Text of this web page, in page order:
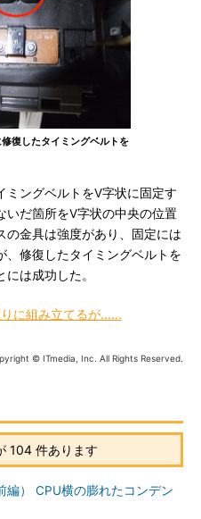
復したタイミングベルトを
ングベルトをV字状に固定す
いだ箇所をV字状の中央の位置
の金具は強度があり、固定には
、修復したタイミングベルトを
は成功した。
りに組み立てるが……
© ITmedia, Inc. All Rights Reserved.
104 件あります
編） CPU横の膨れたコンデン